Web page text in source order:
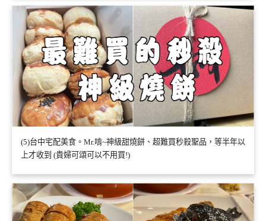
(5)台中宅配美食。Mr.啃~神級甜燒餅、超難買秒殺聖品，等半年以
上才收到 (貴婦可頌可以不用買!)